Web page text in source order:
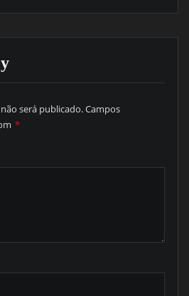
será publicado.Campos
*